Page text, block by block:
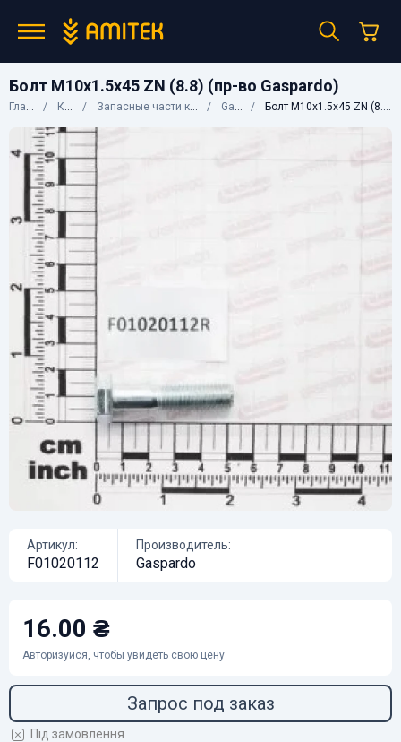
Болт М10х1.5х45 ZN (8.8) (пр-во Gaspardo)
Главная Каталог Запасные части к сельхозтехнике Gaspardo Болт М10х1.5х45 ZN (8.8) (пр-во Gaspardo)
Артикул:
F01020112
Производитель:
Gaspardo
16.00 ₴
Авторизуйся, чтобы увидеть свою цену
Запрос под заказ
Під замовлення